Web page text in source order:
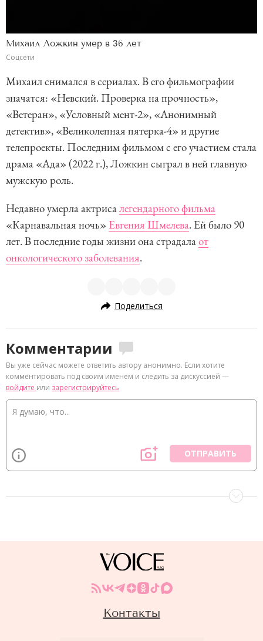
Михаил Ложкин умер в 36 лет
Соцсети
Михаил снимался в сериалах. В его фильмографии
значатся: «Невский. Проверка на прочность»,
«Ветеран», «Условный мент-2», «Анонимный
детектив», «Великолепная пятерка-4» и другие
телепроекты. Последним фильмом с его участием стала
драма «Ада» (2022 г.), Ложкин сыграл в ней главную
мужскую роль.
Недавно умерла актрисалегендарного фильма
«Карнавальная ночь» Евгения Шмелева. Ей было 90
лет. В последние годы жизни она страдалаот
онкологического заболевания.
Поделиться
Комментарии
Вы уже сейчас можете ответить автору анонимно. Если хотите
комментировать под своим именем и следить за дискуссией —
войдите или зарегистрируйтесь
ОТПРАВИТЬ
Контакты